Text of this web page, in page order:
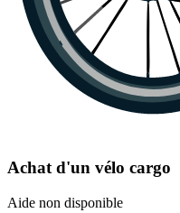
Achat d'un vélo cargo
Aide non disponible